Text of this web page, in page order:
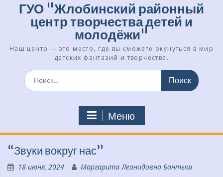
ГУО "Жлобинский районный
центр творчества детей и
молодёжи"
Наш центр — это место, где вы сможете окунуться в мир
детских фантазий и творчества.
Искать:
Меню
“Звуки вокруг нас”
18 июня, 2024 Маргарита Леонидовна Бантыш